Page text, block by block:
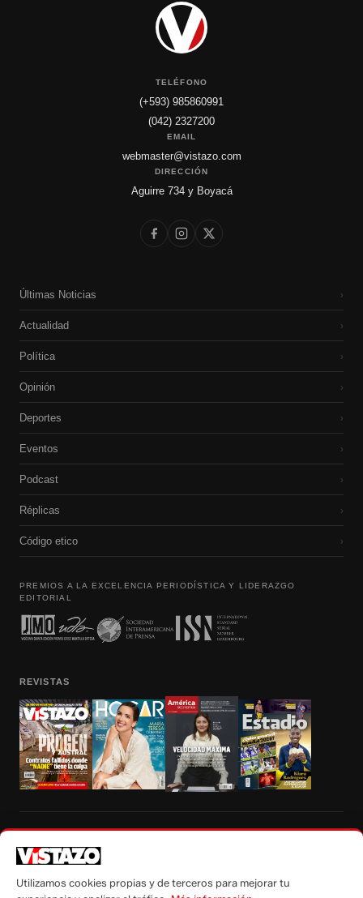
TELÉFONO
(+593) 985860991
(042) 2327200
EMAIL
webmaster@vistazo.com
DIRECCIÓN
Aguirre 734 y Boyacá
Últimas Noticias ›
Actualidad ›
Política ›
Opinión ›
Deportes ›
Eventos ›
Podcast ›
Réplicas ›
Código etico ›
PREMIOS A LA EXCELENCIA PERIODÍSTICA Y LIDERAZGO
EDITORIAL
REVISTAS
autorización escrita de su titular, de todos los contenidos de Vistazo.com.
Utilizamos cookies propias y de terceros para mejorar tu